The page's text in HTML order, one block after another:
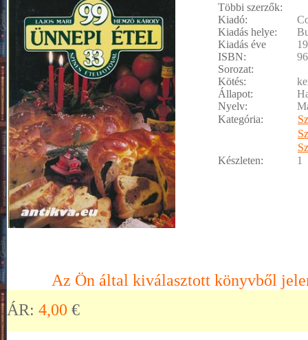
Többi szerzők:
Kiadó:
Kiadás helye:
Kiadás éve
ISBN:
Sorozat:
Kötés:
Állapot:
Nyelv:
Kategória:
Készleten:
1
Az Ön által kiválasztott könyvből
ÁR: 4,00 €